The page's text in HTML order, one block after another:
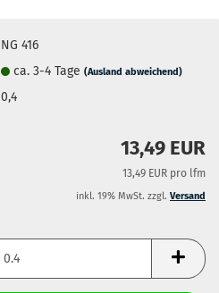
NG 416
ca. 3-4 Tage(Ausland abweichend)
0,4
13,49 EUR
13,49 EUR pro lfm
inkl. 19% MwSt. zzgl. Versand